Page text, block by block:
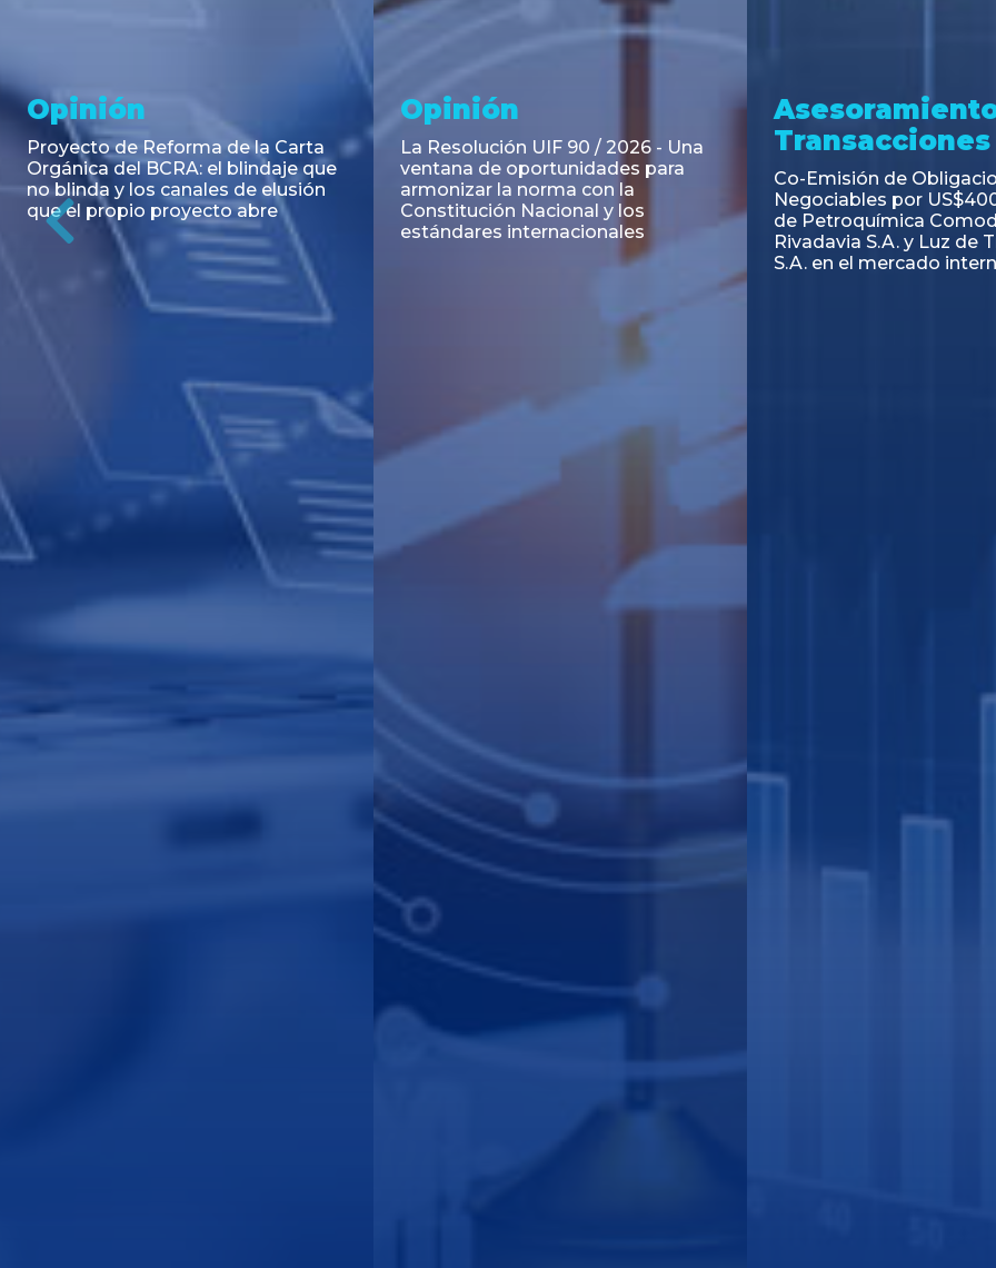
Noticia
RESOLUCIÓN 271/2026 de la
SECRETARIA DE COORDINACIÓN
DE PRODUCCIÓN: Actualización y
unificación de las advertencias
obligatorias en la publicidad de
juegos y apuestas en...
Asesoramiento y
Transacciones
Emisión de Obligaciones
Negociables Clase E de Central
Puerto S.A. por un Valor Nominal
de U$S 98.897.303
Transacciones
PAGBAM asesoró a
autorización para la
de los Certificados de
del Fideicomiso
Inmobiliario "Espacio
Previous